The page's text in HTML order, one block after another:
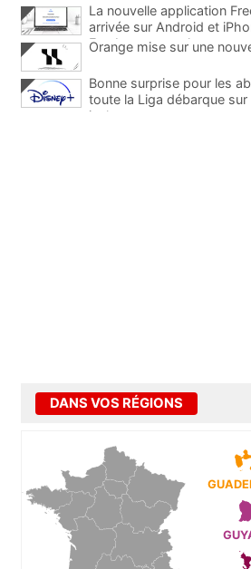
La nouvelle application
arrivée sur Android et
Freebox, testez la
Orange mise sur une
Bonne surprise pour les
toute la Liga débarque
inclus
DANS VOS RÉGIONS